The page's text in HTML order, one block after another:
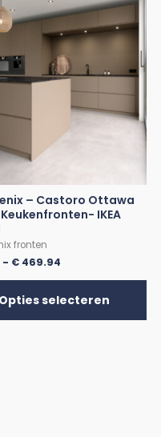
– Castoro Ottawa
Keukenfronten- IKEA
fronten
- € 469.94
Opties selecteren